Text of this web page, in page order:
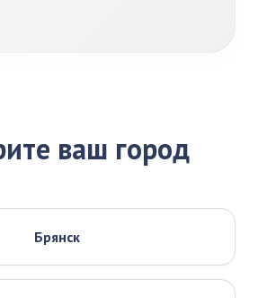
ваш город
Брянск